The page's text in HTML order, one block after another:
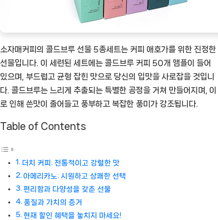
극
인
선
물
ㅣ
추
소자매커피의 콜드브루 선물 5종세트는 커피 애호가를 위한 진정한
선물입니다. 이 세련된 세트에는 콜드브루 커피 50개 앰플이 들어
있으며, 부드럽고 균형 잡힌 맛으로 당신의 입맛을 사로잡을 것입니
다. 콜드브루는 느리게 추출되는 특별한 공정을 거쳐 만들어지며, 이
로 인해 쓴맛이 줄어들고 풍부하고 복잡한 풍미가 강조됩니다.
Table of Contents
더치 커피: 전통적이고 강렬한 맛
아메리카노: 시원하고 상쾌한 선택
편리함과 다양성을 갖춘 선물
품질과 가치의 증거
현재 할인 혜택을 놓치지 마세요!